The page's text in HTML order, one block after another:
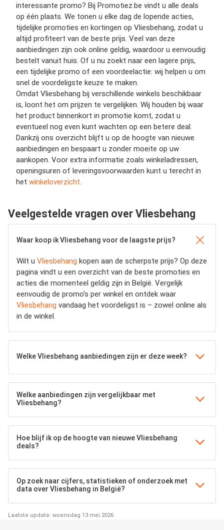
interessante promo? Bij Promotiez.be vindt u alle deals
op één plaats. We tonen u elke dag de lopende acties,
tijdelijke promoties en kortingen op Vliesbehang, zodat u
altijd profiteert van de beste prijs. Veel van deze
aanbiedingen zijn ook online geldig, waardoor u eenvoudig
bestelt vanuit huis. Of u nu zoekt naar een lagere prijs,
een tijdelijke promo of een voordeelactie: wij helpen u om
snel de voordeligste keuze te maken.
Omdat Vliesbehang bij verschillende winkels beschikbaar
is, loont het om prijzen te vergelijken. Wij houden bij waar
het product binnenkort in promotie komt, zodat u
eventueel nog even kunt wachten op een betere deal.
Dankzij ons overzicht blijft u op de hoogte van nieuwe
aanbiedingen en bespaart u zonder moeite op uw
aankopen. Voor extra informatie zoals winkeladressen,
openingsuren of leveringsvoorwaarden kunt u terecht in
het winkeloverzicht
Veelgestelde vragen over Vliesbehang
Waar koop ik Vliesbehang voor de laagste prijs?
Wilt u Vliesbehang kopen aan de scherpste prijs? Op deze
pagina vindt u een overzicht van de beste promoties en
acties die momenteel geldig zijn in België. Vergelijk
eenvoudig de promo’s per winkel en ontdek waar
Vliesbehang vandaag het voordeligst is – zowel online als
in de winkel.
Welke Vliesbehang aanbiedingen zijn er deze week?
Welke aanbiedingen zijn vergelijkbaar met
Vliesbehang?
Hoe blijf ik op de hoogte van nieuwe Vliesbehang
deals?
Op zoek naar cijfers, statistieken of onderzoek met
data over Vliesbehang in België?
Laatste update: woensdag 13 mei 2026